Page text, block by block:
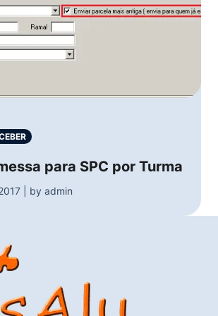
para SPC por Turma
| by admin